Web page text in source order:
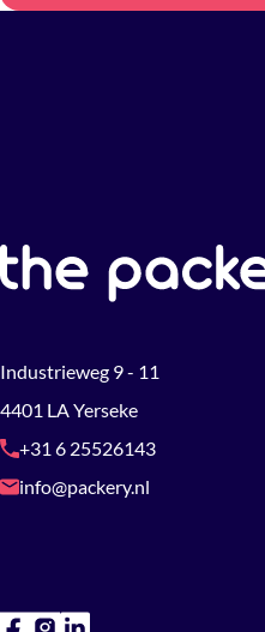
Industrieweg 9 - 11
4401 LA Yerseke
+31 6 25526143
info@packery.nl